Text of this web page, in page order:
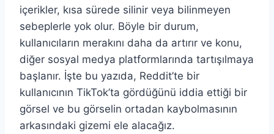
içerikler, kısa sürede silinir veya bilinmeyen
sebeplerle yok olur. Böyle bir durum,
kullanıcıların merakını daha da artırır ve konu,
diğer sosyal medya platformlarında tartışılmaya
başlanır. İşte bu yazıda, Reddit’te bir
kullanıcının TikTok’ta gördüğünü iddia ettiği bir
görsel ve bu görselin ortadan kaybolmasının
arkasındaki gizemi ele alacağız.